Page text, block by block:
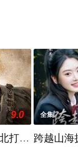
剧、电视猫或
9.0
打鬼子
全集
跨越山海